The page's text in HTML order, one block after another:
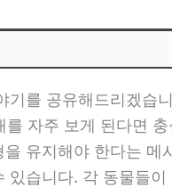
기를 공유해드리겠습
자주 보게 된다면
유지해야 한다는
있습니다. 각 동물들